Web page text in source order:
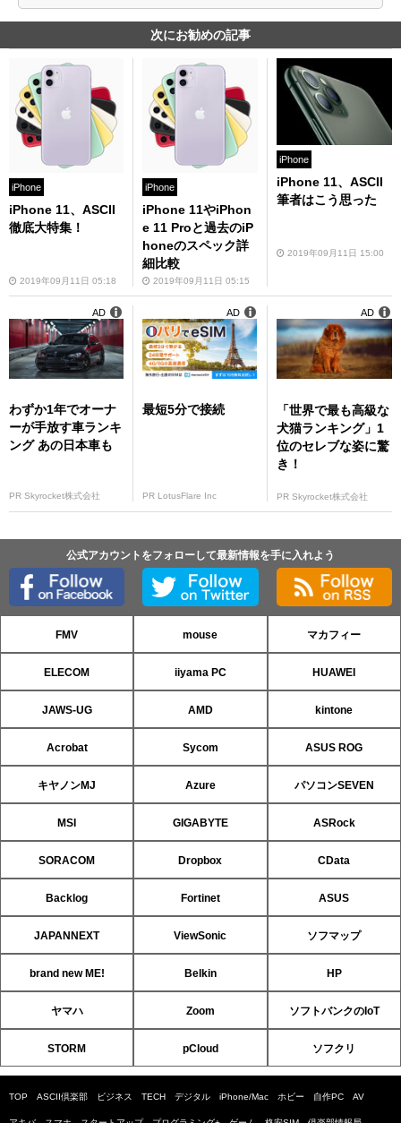
次にお勧めの記事
iPhone
iPhone 11、ASCII
徹底大特集！
2019年09月11日 05:18
iPhone
iPhone 11やiPhon
e 11 Proと過去のiP
honeのスペック詳
細比較
2019年09月11日 05:15
iPhone
iPhone 11、ASCII
筆者はこう思った
2019年09月11日 15:00
わずか1年でオーナ
ーが手放す車ランキ
ング あの日本車も
PR Skyrocket株式会社
AD
最短5分で接続
PR LotusFlare Inc
AD
「世界で最も高級な
犬猫ランキング」1
位のセレブな姿に驚
き！
PR Skyrocket株式会社
AD
公式アカウントをフォローして最新情報を手に入れよう
FMV mouse マカフィー
ELECOM iiyama PC HUAWEI
JAWS-UG AMD kintone
Acrobat Sycom ASUS ROG
キヤノンMJ Azure パソコンSEVEN
MSI GIGABYTE ASRock
SORACOM Dropbox CData
Backlog Fortinet ASUS
JAPANNEXT ViewSonic ソフマップ
brand new ME! Belkin HP
ヤマハ Zoom ソフトバンクのIoT
STORM pCloud ソフクリ
TOP ASCII倶楽部 ビジネス TECH デジタル iPhone/Mac ホビー 自作PC AV